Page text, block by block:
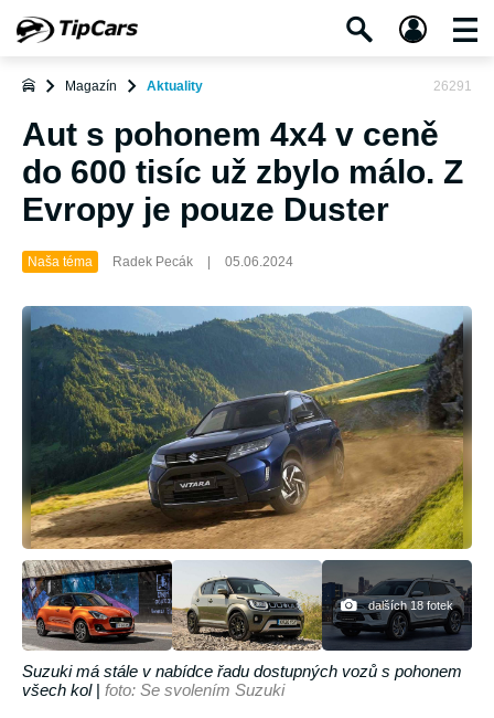
Magazín Aktuality 26291
Aut s pohonem 4x4 v ceně
do 600 tisíc už zbylo málo. Z
Evropy je pouze Duster
Naša téma Radek Pecák 05.06.2024
dalších 18 fotek
Suzuki má stále v nabídce řadu dostupných vozů s pohonem
všech kol| foto: Se svolením Suzuki